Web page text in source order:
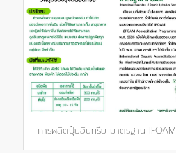
การผลิตปุ๋ยอินทรีย์ มาตรฐาน IFOAM